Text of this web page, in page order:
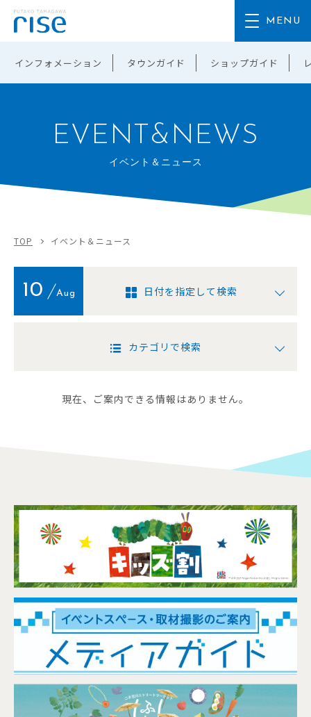
インフォメーション タウンガイド ショップガイド
EVENT&NEWS
イベント＆ニュース
TOP イベント＆ニュース
10 Aug 日付を指定して検索
カテゴリで検索
現在、ご案内できる情報はありません。